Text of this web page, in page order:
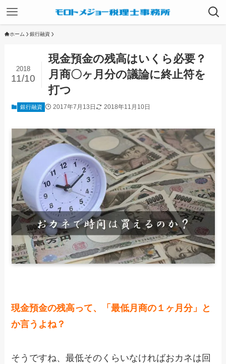
ホーム 銀行融資
現金預金の残高はいくら必要？
月商〇ヶ月分の議論に終止符を
打つ
2018
11/10
銀行融資 2017年7月13日 2018年11月10日
現金預金の残高って、「最低月商の１ヶ月分」と
か言うよね？
そうですね、最低そのくらいなければおカネは回